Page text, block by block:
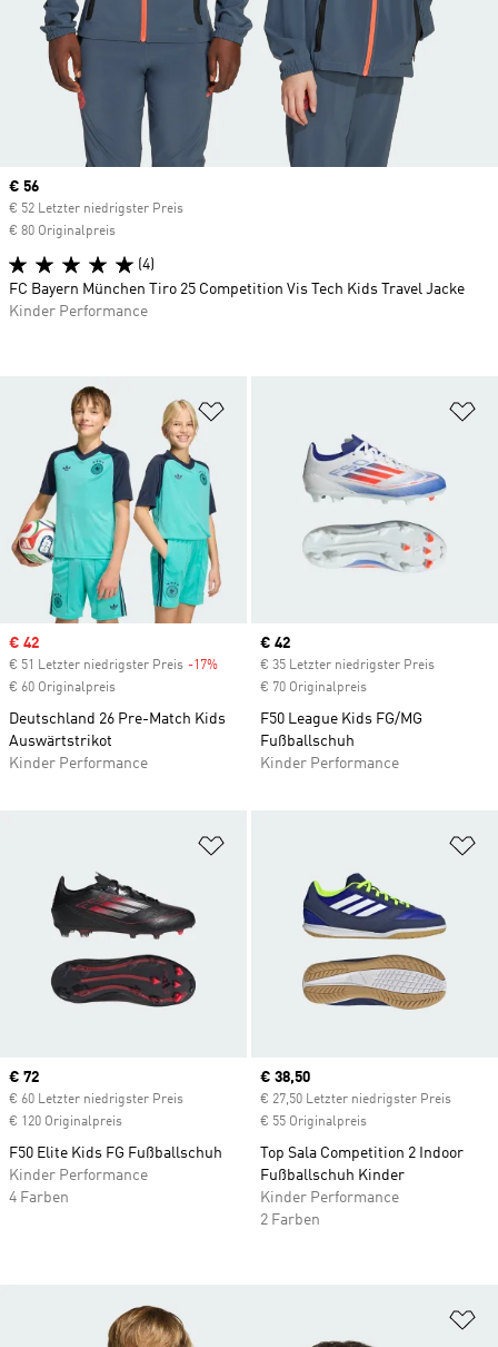
Sale price
€ 42
€ 51 Letzter niedrigster Preis -17% Discount
€ 60 Originalpreis
Deutschland 26 Pre-Match Kids
Auswärtstrikot
Kinder Performance
Current price
€ 42
€ 35 Letzter niedrigster Preis
€ 70 Originalpreis
F50 League Kids FG/MG
Fußballschuh
Kinder Performance
Current price
€ 72
€ 60 Letzter niedrigster Preis
€ 120 Originalpreis
F50 Elite Kids FG Fußballschuh
Kinder Performance
4 Farben
Current price
€ 38,50
€ 27,50 Letzter niedrigster Preis
€ 55 Originalpreis
Top Sala Competition 2 Indoor
Fußballschuh Kinder
Kinder Performance
2 Farben
Current price
€ 56
€ 52 Letzter niedrigster Preis
€ 80 Originalpreis
(4)
FC Bayern München Tiro 25 Competition Vis Tech Kids Travel Jacke
Kinder Performance